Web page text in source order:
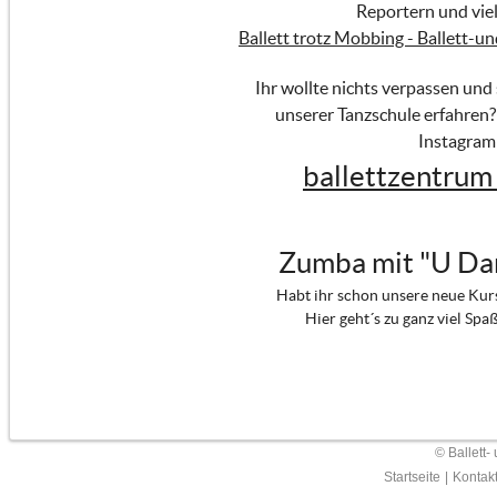
Reportern und
Ballett trotz Mobbing - Ballett-
Ihr wollte nichts verpassen
unserer Tanzschule
Instagram
Zumba mit "U
Habt ihr schon unsere neue
Hier geht´s zu ganz viel
© Ballett-
Startseite
Kontakt